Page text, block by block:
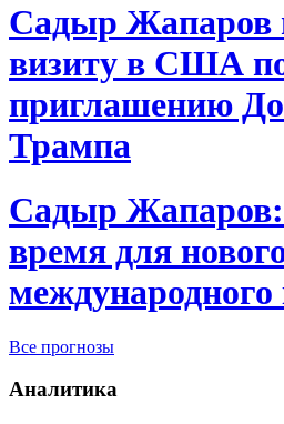
Садыр Жапаров
визиту в США
приглашению
Трампа
Садыр
время для
международного
Все прогнозы
Аналитика